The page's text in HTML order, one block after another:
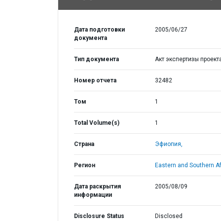
Дата подготовки
документа
2005/06/27
Тип документа Акт экспертизы
Номер отчета 32482
Том 1
Total Volume(s) 1
Страна Эфиопия,
Регион Eastern and Southern
Дата раскрытия
информации
2005/08/09
Disclosure Status Disclosed